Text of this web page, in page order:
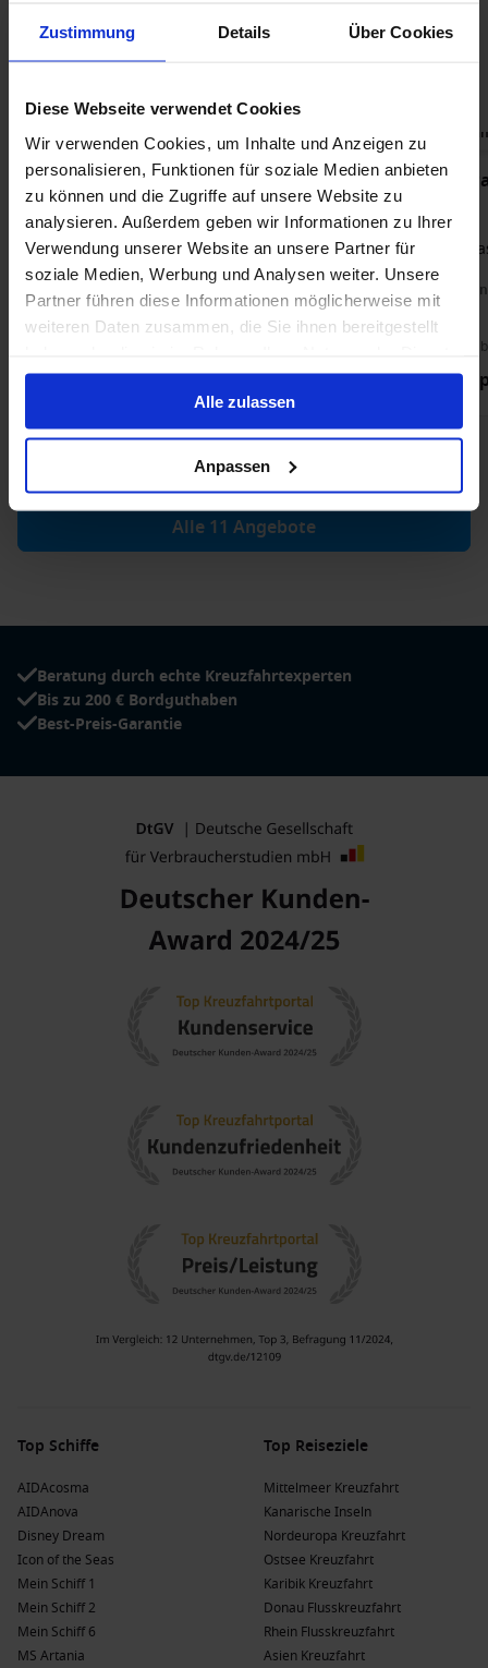
Zustimmung Details Über Cookies
Diese Webseite verwendet Cookies
Wir verwenden Cookies, um Inhalte und Anzeigen zu
personalisieren, Funktionen für soziale Medien anbieten
zu können und die Zugriffe auf unsere Website zu
analysieren. Außerdem geben wir Informationen zu Ihrer
Verwendung unserer Website an unsere Partner für
soziale Medien, Werbung und Analysen weiter. Unsere
Partner führen diese Informationen möglicherweise mit
weiteren Daten zusammen, die Sie ihnen bereitgestellt
gesammelt haben.
Alle zulassen
Anpassen
etwas dabei. Hier können Sie bei einem Cocktail plaudern,
Live-Musik genießen, sich von Kochvorführungen inspirieren
leichtes Mittagessen serviert.
Nur Kreuzfahrt
Donau ab Passau auf der Amadeus
Riva
Ab / An Passau
Vollpension
1.019 €p. P.
Nur
Donau ab
Riva
Ab / An
Außenkabine ab
1.529 €
Alle 11 Angebote
Beratung durch echte Kreuzfahrtexperten
Bis zu 200 € Bordguthaben
Best-Preis-Garantie
Top Schiffe
AIDAcosma
AIDAnova
Disney Dream
Icon of the Seas
Mein Schiff 1
Mein Schiff 2
Mein Schiff 6
MS Artania
Top Reiseziele
Mittelmeer Kreuzfahrt
Kanarische Inseln
Nordeuropa Kreuzfahrt
Ostsee Kreuzfahrt
Karibik Kreuzfahrt
Donau Flusskreuzfahrt
Rhein Flusskreuzfahrt
Asien Kreuzfahrt